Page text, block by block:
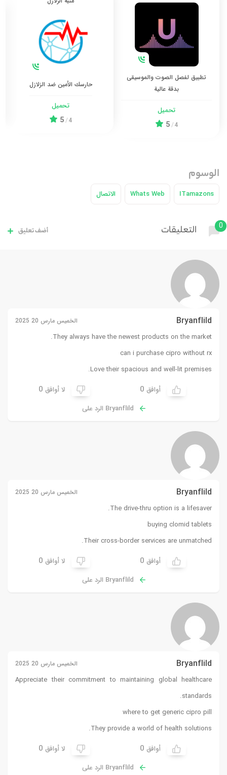
تطبيق لفصل الصوت والموسيقى
بدقة عالية
تحميل
4
/
5
حارسك الأمين ضد الزلازل
تحميل
4
/
5
الوسوم
ITamazons
Whats Web الاتصال
0 التعليقات أضف تعليق
Bryanflild الخميس مارس 20 2025
They always have the newest products on the market.
can i purchase cipro without rx
Love their spacious and well-lit premises.
أوافق 0 لا أوافق 0
Bryanflild الرد على
Bryanflild الخميس مارس 20 2025
The drive-thru option is a lifesaver.
buying clomid tablets
Their cross-border services are unmatched.
أوافق 0 لا أوافق 0
Bryanflild الرد على
Bryanflild الخميس مارس 20 2025
Appreciate their commitment to maintaining global healthcare
standards.
where to get generic cipro pill
They provide a world of health solutions.
أوافق 0 لا أوافق 0
Bryanflild الرد على